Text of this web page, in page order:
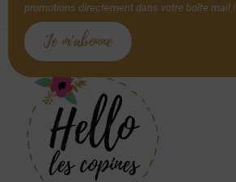
promotions directement dans votre boîte mail !
Je m'abonne